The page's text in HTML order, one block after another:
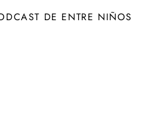
DE ENTRE NIÑOS